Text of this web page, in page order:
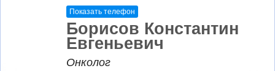
Показать телефон
Борисов Константин
Евгеньевич
Онколог